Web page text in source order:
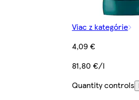
Viac z kategórie
4,09 €
81,80 €/l
Quantity controls